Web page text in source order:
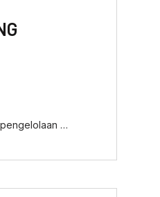
pengelolaan …